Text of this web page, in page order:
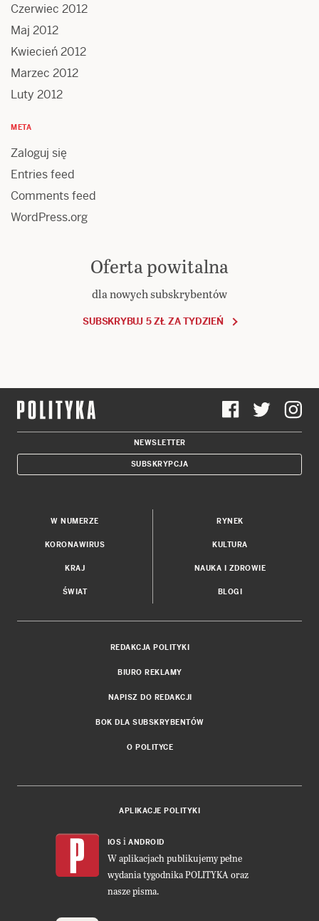
Czerwiec 2012
Maj 2012
Kwiecień 2012
Marzec 2012
Luty 2012
META
Zaloguj się
Entries feed
Comments feed
WordPress.org
Oferta powitalna
dla nowych subskrybentów
SUBSKRYBUJ 5 ZŁ ZA TYDZIEŃ
NEWSLETTER
SUBSKRYPCJA
W NUMERZE
KORONAWIRUS
KRAJ
ŚWIAT
RYNEK
KULTURA
NAUKA I ZDROWIE
BLOGI
REDAKCJA POLITYKI
BIURO REKLAMY
NAPISZ DO REDAKCJI
BOK DLA SUBSKRYBENTÓW
O POLITYCE
APLIKACJE POLITYKI
IOS i ANDROID
W aplikacjach publikujemy pełne
wydania tygodnika POLITYKA oraz
nasze pisma.